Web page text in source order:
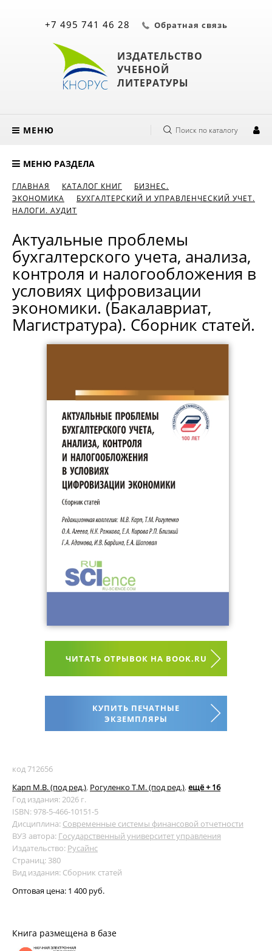
ИЗДАТЕЛЬСТВО
УЧЕБНОЙ
ЛИТЕРАТУРЫ
+7 495 741 46 28 Обратная связь
МЕНЮ Поиск по каталогу
МЕНЮ РАЗДЕЛА
ГЛАВНАЯ КАТАЛОГ КНИГ
БИЗНЕС.
ЭКОНОМИКА
БУХГАЛТЕРСКИЙ И УПРАВЛЕНЧЕСКИЙ УЧЕТ.
НАЛОГИ. АУДИТ
Актуальные проблемы
бухгалтерского учета, анализа,
контроля и налогообложения в
условиях цифровизации
экономики. (Бакалавриат,
Магистратура). Сборник статей.
ЧИТАТЬ ОТРЫВОК НА BOOK.RU
КУПИТЬ ПЕЧАТНЫЕ
ЭКЗЕМПЛЯРЫ
код 712656
Карп М.В. (под ред.), Рогуленко Т.М. (под ред.), ещё + 16
Год издания: 2026 г.
ISBN: 978-5-466-10151-5
Дисциплина: Современные системы финансовой отчетности
ВУЗ автора: Государственный университет управления
Издательство: Русайнс
Страниц: 380
Вид издания: Сборник статей
Оптовая цена: 1 400 руб.
Книга размещена в базе